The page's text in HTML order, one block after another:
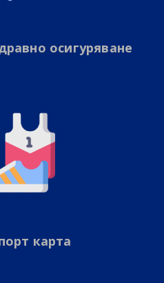
осигуряване
карта